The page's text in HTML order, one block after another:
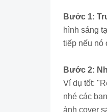
Bước 1:
hình sáng
tiếp nếu nó
Bước 2:
Ví dụ tốt:
nhé các
ảnh cover